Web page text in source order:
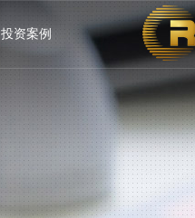
投资案例